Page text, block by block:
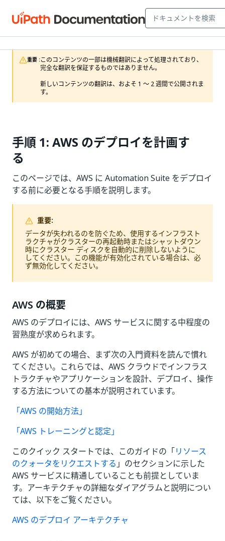
重要 :このコンテンツの一部は機械翻訳によって処理されており、
完全な翻訳を保証するものではありません。
新しいコンテンツの翻訳は、およそ 1 ～ 2 週間で公開されま
す。
手順 1: AWS のデプロイを計画す
る
このページでは、AWS に Automation Suite をデプロイ
する前に必要となる手順を説明します。
重要:
データが失われるのを防ぐため、使用するインフラスト
ラクチャがクラスターの再起動時またはシャットダウン
時にクラスター ディスクを自動的に削除しないように
してください。この機能が有効化されている場合は、必
ず無効化してください。
AWS の概要
AWS のデプロイには、AWS サービスに関する中程度の
習熟度が求められます。
AWS が初めての場合、まず次の入門資料を読んで慣れ
てください。これらでは、AWS クラウドでインフラス
トラクチャやアプリケーションを設計、デプロイ、操作
する方法についての基本が説明されています。
「AWS の開始方法」
「AWS トレーニングと認定」
このクイック スタートでは、このガイドの「リソース
のクォータをリクエストする 」のセクションに示した
AWS サービスに精通していることも前提としていま
す。アーキテクチャの詳細なダイアグラムと説明につい
ては、以下をご覧ください。
AWS のデプロイ アーキテクチャ